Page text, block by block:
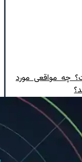
چه مواقعی مورد